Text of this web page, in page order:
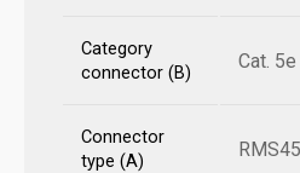
Category
connector (B)
Cat. 5e
Connector
type (A)
RMS45